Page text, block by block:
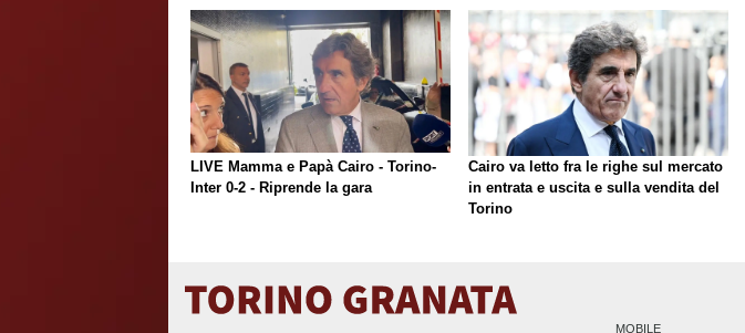
LIVE Mamma e Papà Cairo - Torino-
Inter 0-2 - Riprende la gara
Cairo va letto fra le righe sul mercato
in entrata e uscita e sulla vendita del
Torino
MOBILE